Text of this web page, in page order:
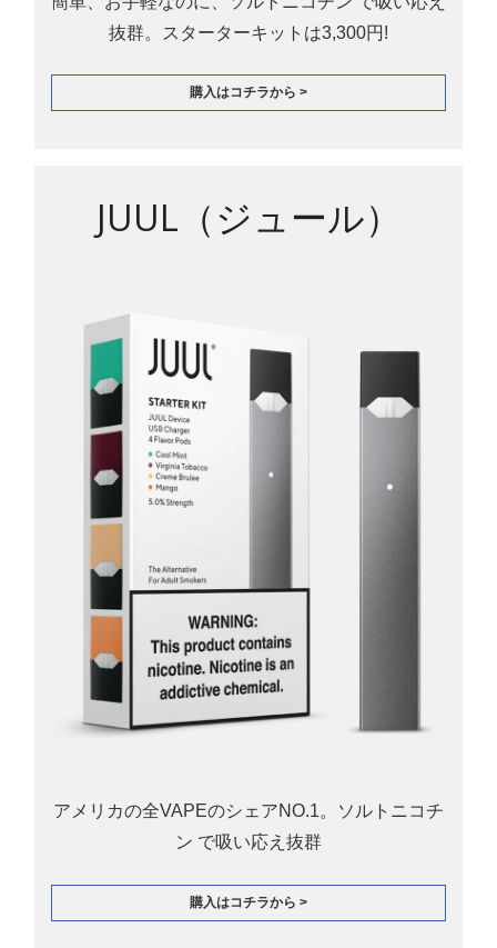
抜群。スターターキットは3,300円!
購入はコチラから >
JUUL（ジュール）
アメリカの全VAPEのシェアNO.1。ソルトニコチ
ン で吸い応え抜群
購入はコチラから >